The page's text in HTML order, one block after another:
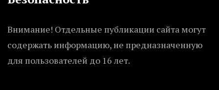
Внимание! Отдельные публикации сайта могут
содержать информацию, не предназначенную
для пользователей до 16 лет.